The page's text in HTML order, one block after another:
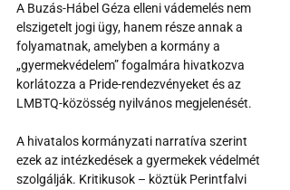
A Buzás-Hábel Géza elleni vádemelés nem
elszigetelt jogi ügy, hanem része annak a
folyamatnak, amelyben a kormány a
„gyermekvédelem” fogalmára hivatkozva
korlátozza a Pride-rendezvényeket és az
LMBTQ-közösség nyilvános megjelenését.
A hivatalos kormányzati narratíva szerint
ezek az intézkedések a gyermekek védelmét
szolgálják. Kritikusok – köztük Perintfalvi